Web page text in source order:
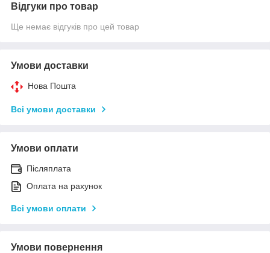
Відгуки про товар
Ще немає відгуків про цей товар
Умови доставки
Нова Пошта
Всі умови доставки
Умови оплати
Післяплата
Оплата на рахунок
Всі умови оплати
Умови повернення